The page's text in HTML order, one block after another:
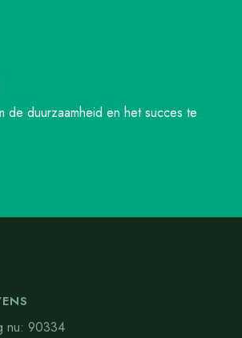
de duurzaamheid en het succes te
nu: 90334